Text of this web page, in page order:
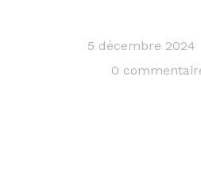
5 décembre 2024
0